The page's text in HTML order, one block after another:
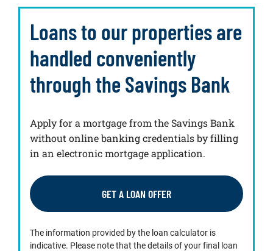
Loans to our properties are
handled conveniently
through the Savings Bank
Apply for a mortgage from the Savings Bank
without online banking credentials by filling
in an electronic mortgage application.
GET A LOAN OFFER
The information provided by the loan calculator is
indicative. Please note that the details of your final loan